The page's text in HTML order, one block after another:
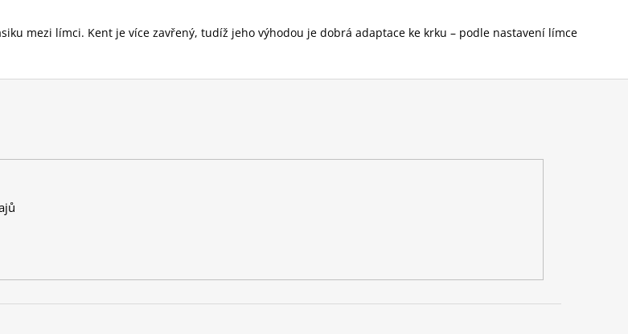
mezi límci. Kent je více zavřený, tudíž jeho výhodou je dobrá adaptace ke krku – podle nastavení límce